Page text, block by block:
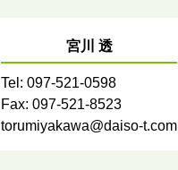
宮川 透
Tel: 097-521-0598
Fax: 097-521-8523
torumiyakawa@daiso-t.com